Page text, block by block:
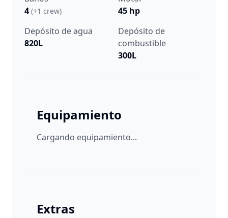
4 (+1 crew)
45 hp
Depósito de agua
820L
Depósito de
combustible
300L
Equipamiento
Cargando equipamiento...
Extras